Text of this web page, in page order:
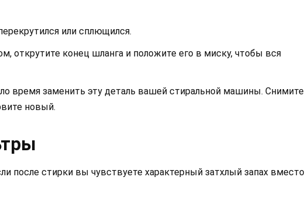
или сплющился.
открутите конец шланга и положите его в миску, чтобы вся
время заменить эту деталь вашей стиральной машины. Снимите
новый.
после стирки вы чувствуете характерный затхлый запах вместо